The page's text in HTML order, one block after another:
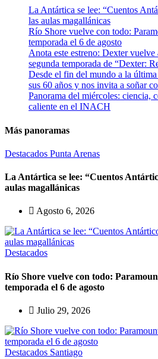
La Antártica se lee: “Cuentos
las aulas magallánicas
Río Shore vuelve con todo:
temporada el 6 de agosto
Anota este estreno: Dexter
segunda temporada de “Dexter:
Desde el fin del mundo a la
sus 60 años y nos invita a soñar
Panorama del miércoles: ciencia,
caliente en el INACH
Más panoramas
Destacados Punta Arenas
La Antártica se lee: “Cuentos
aulas magallánicas
Agosto 6, 2026
Destacados
Río Shore vuelve con todo:
temporada el 6 de agosto
Julio 29, 2026
Destacados Santiago